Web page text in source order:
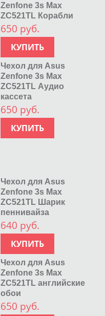
Zenfone 3s Max
ZC521TL Корабли
650 руб.
КУПИТЬ
Чехол для Asus
Zenfone 3s Max
ZC521TL Аудио
кассета
650 руб.
КУПИТЬ
Чехол для Asus
Zenfone 3s Max
ZC521TL Шарик
пеннивайза
640 руб.
КУПИТЬ
Чехол для Asus
Zenfone 3s Max
ZC521TL английские
обои
650 руб.